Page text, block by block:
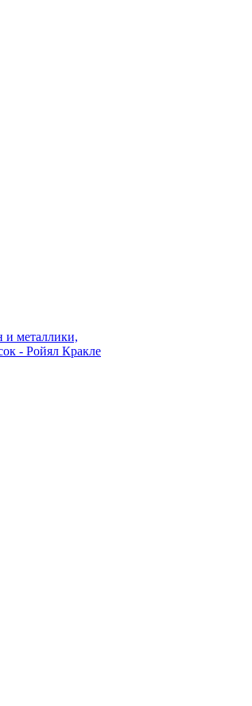
и металлики,
- Ройял Кракле